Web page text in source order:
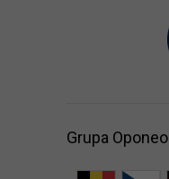
Grupa Oponeo